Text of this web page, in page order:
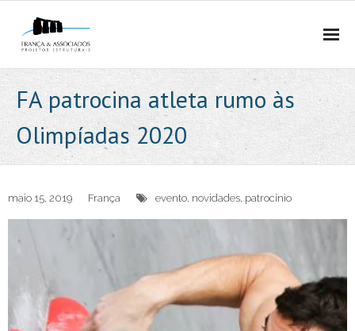
QUEM SOMOS
- EMPRESA
- MÉTODO
- PRÊMIOS E PUBLICAÇÕES
- POLÍTICA DE PRIVACIDADE E PROTEÇÃO DE DADOS
FA patrocina atleta rumo às
Olimpíadas 2020
maio 15, 2019 França evento, novidades, patrocinio